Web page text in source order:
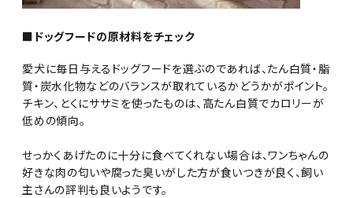
■ドッグフードの原材料をチェック
愛犬に毎日与えるドッグフードを選ぶのであれば、たん白質・脂
質・炭水化物などのバランスが取れているかどうかがポイント。
チキン、とくにササミを使ったものは、高たん白質でカロリーが
低めの傾向。
せっかくあげたのに十分に食べてくれない場合は、ワンちゃんの
好きな肉の匂いや腐った臭いがした方が食いつきが良く、飼い
主さんの評判も良いようです。